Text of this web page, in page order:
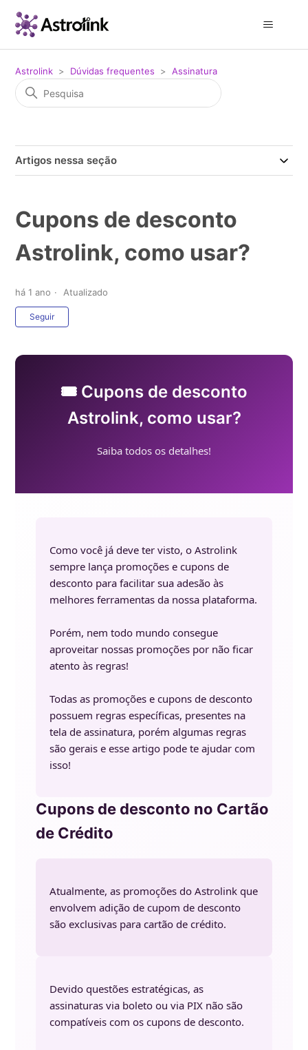
Astrolink Dúvidas frequentes Assinatura
Artigos nessa seção
Cupons de desconto
Astrolink, como usar?
há 1 ano Atualizado
Seguir
🎟️ Cupons de desconto
Astrolink, como usar?
Saiba todos os detalhes!
Como você já deve ter visto, o Astrolink
sempre lança promoções e cupons de
desconto para facilitar sua adesão às
melhores ferramentas da nossa plataforma.
Porém, nem todo mundo consegue
aproveitar nossas promoções por não ficar
atento às regras!
Todas as promoções e cupons de desconto
possuem regras específicas, presentes na
tela de assinatura, porém algumas regras
são gerais e esse artigo pode te ajudar com
isso!
Cupons de desconto no Cartão
de Crédito
Atualmente, as promoções do Astrolink que
envolvem adição de cupom de desconto
são exclusivas para cartão de crédito.
Devido questões estratégicas, as
assinaturas via boleto ou via PIX não são
compatíveis com os cupons de desconto.